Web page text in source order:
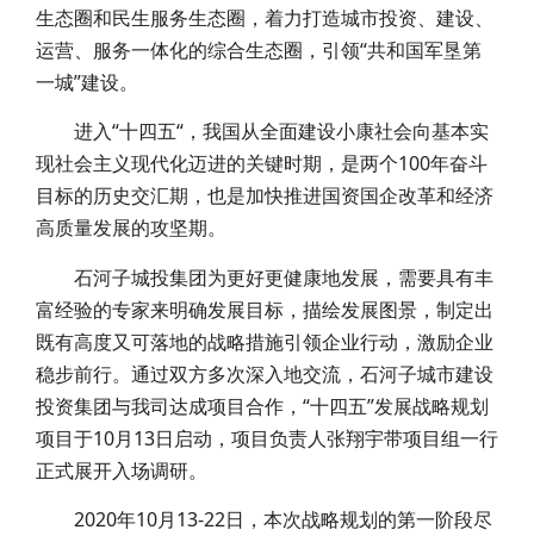
生态圈和民生服务生态圈，着力打造城市投资、建设、
运营、服务一体化的综合生态圈，引领“共和国军垦第
一城”建设。
进入“十四五“，我国从全面建设小康社会向基本实
现社会主义现代化迈进的关键时期，是两个100年奋斗
目标的历史交汇期，也是加快推进国资国企改革和经济
高质量发展的攻坚期。
石河子城投集团为更好更健康地发展，需要具有丰
富经验的专家来明确发展目标，描绘发展图景，制定出
既有高度又可落地的战略措施引领企业行动，激励企业
稳步前行。通过双方多次深入地交流，石河子城市建设
投资集团与我司达成项目合作，“十四五”发展战略规划
项目于10月13日启动，项目负责人张翔宇带项目组一行
正式展开入场调研。
2020年10月13-22日，本次战略规划的第一阶段尽